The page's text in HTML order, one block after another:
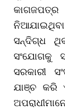
ସନ୍ଦିଗ୍ଧ
ସଂଯୋଗକୁ
ସରକାରୀ
ଯାଞ୍ଚ କରି